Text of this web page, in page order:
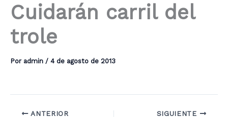
Cuidarán carril del
trole
Por admin / 4 de agosto de 2013
ANTERIOR SIGUIENTE